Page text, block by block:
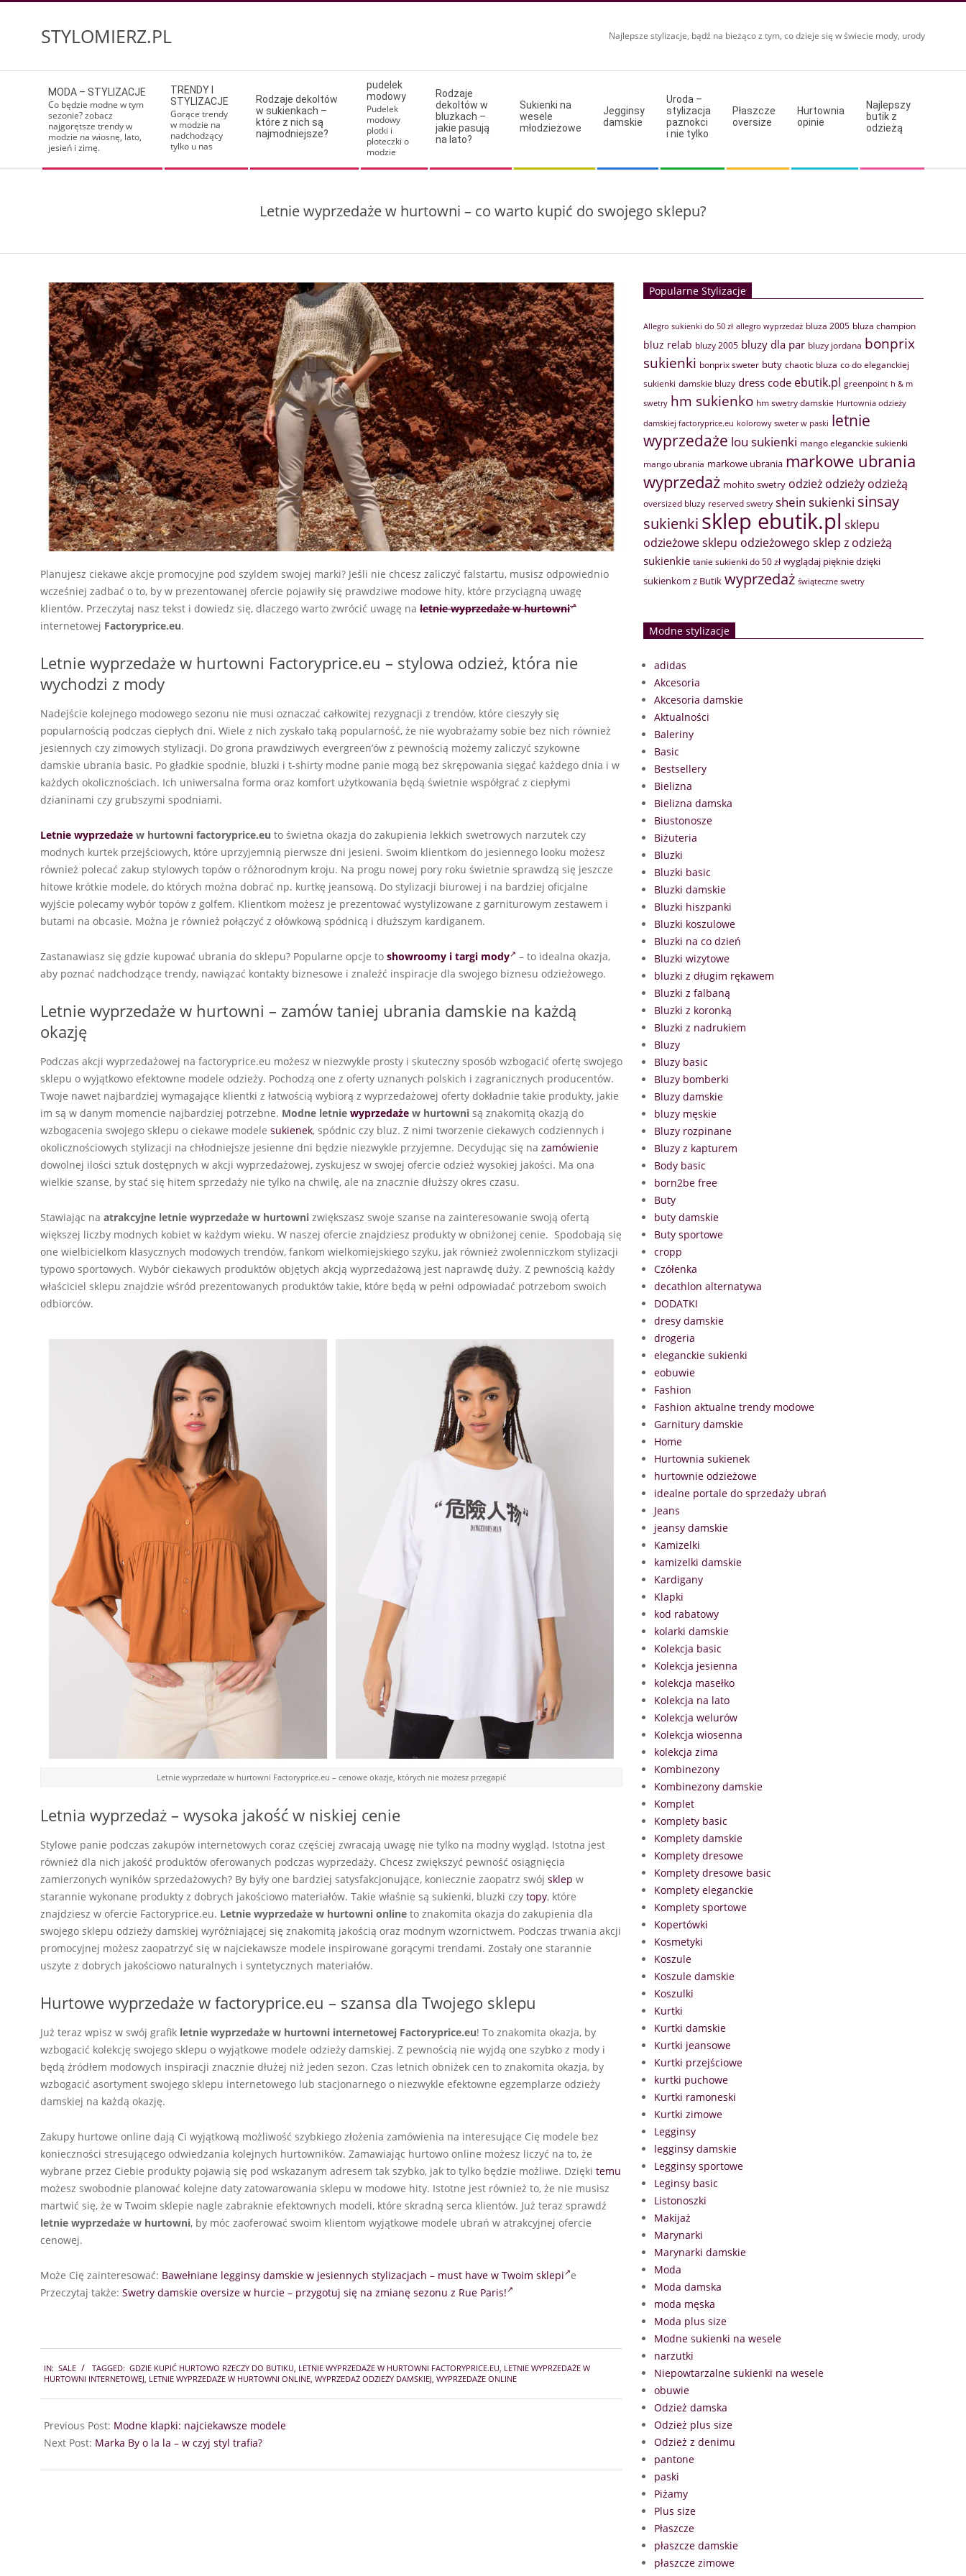
STYLOMIERZ.PL Najlepsze stylizacje, bądź na bieżąco z tym, co dzieje się w świecie mody, urody
Navigation
Menu
MODA – STYLIZACJE
Co będzie modne w tym
sezonie? zobacz
najgorętsze trendy w
modzie na wiosnę, lato,
jesień i zimę.
TRENDY I
STYLIZACJE
Gorące trendy
w modzie na
nadchodzący
tylko u nas
Rodzaje dekoltów
w sukienkach –
które z nich są
najmodniejsze?
pudelek
modowy
Pudelek
modowy
plotki i
ploteczki o
modzie
Rodzaje
dekoltów w
bluzkach –
jakie pasują
na lato?
Sukienki na
wesele
młodzieżowe
Jegginsy
damskie
Uroda –
stylizacja
paznokci
i nie tylko
Płaszcze
oversize
Hurtownia
opinie
Najlepszy
butik z
odzieżą
Letnie wyprzedaże w hurtowni – co warto kupić do swojego sklepu?
Planujesz ciekawe akcje promocyjne pod szyldem swojej marki? Jeśli nie chcesz zaliczyć falstartu, musisz odpowiednio
wcześniej zadbać o to, by w prezentowanej ofercie pojawiły się prawdziwe modowe hity, które przyciągną uwagę
klientów. Przeczytaj nasz tekst i dowiedz się, dlaczego warto zwrócić uwagę na letnie wyprzedaże w hurtowni
internetowej Factoryprice.eu.
Letnie wyprzedaże w hurtowni Factoryprice.eu – stylowa odzież, która nie
wychodzi z mody
Nadejście kolejnego modowego sezonu nie musi oznaczać całkowitej rezygnacji z trendów, które cieszyły się
popularnością podczas ciepłych dni. Wiele z nich zyskało taką popularność, że nie wyobrażamy sobie bez nich również
jesiennych czy zimowych stylizacji. Do grona prawdziwych evergreen’ów z pewnością możemy zaliczyć szykowne
damskie ubrania basic. Po gładkie spodnie, bluzki i t-shirty modne panie mogą bez skrępowania sięgać każdego dnia i w
każdych okolicznościach. Ich uniwersalna forma oraz komfort użytkowania będą świetnie współgrać z ciepłymi
dzianinami czy grubszymi spodniami.
Letnie wyprzedaże w hurtowni factoryprice.eu to świetna okazja do zakupienia lekkich swetrowych narzutek czy
modnych kurtek przejściowych, które uprzyjemnią pierwsze dni jesieni. Swoim klientkom do jesiennego looku możesz
również polecać zakup stylowych topów o różnorodnym kroju. Na progu nowej pory roku świetnie sprawdzą się jeszcze
hitowe krótkie modele, do których można dobrać np. kurtkę jeansową. Do stylizacji biurowej i na bardziej oficjalne
wyjście polecamy wybór topów z golfem. Klientkom możesz je prezentować wystylizowane z garniturowym zestawem i
butami na obcasie. Można je również połączyć z ołówkową spódnicą i dłuższym kardiganem.
Zastanawiasz się gdzie kupować ubrania do sklepu? Popularne opcje to showroomy i targi mody
– to idealna okazja,
aby poznać nadchodzące trendy, nawiązać kontakty biznesowe i znaleźć inspiracje dla swojego biznesu odzieżowego.
Letnie wyprzedaże w hurtowni – zamów taniej ubrania damskie na każdą
okazję
Podczas akcji wyprzedażowej na factoryprice.eu możesz w niezwykle prosty i skuteczny sposób wzbogacić ofertę swojego
sklepu o wyjątkowo efektowne modele odzieży. Pochodzą one z oferty uznanych polskich i zagranicznych producentów.
Twoje nawet najbardziej wymagające klientki z łatwością wybiorą z wyprzedażowej oferty dokładnie takie produkty, jakie
im są w danym momencie najbardziej potrzebne. Modne letnie wyprzedaże w hurtowni są znakomitą okazją do
wzbogacenia swojego sklepu o ciekawe modele sukienek, spódnic czy bluz. Z nimi tworzenie ciekawych codziennych i
okolicznościowych stylizacji na chłodniejsze jesienne dni będzie niezwykle przyjemne. Decydując się na zamówienie
dowolnej ilości sztuk dostępnych w akcji wyprzedażowej, zyskujesz w swojej ofercie odzież wysokiej jakości. Ma ona
wielkie szanse, by stać się hitem sprzedaży nie tylko na chwilę, ale na znacznie dłuższy okres czasu.
Stawiając na atrakcyjne letnie wyprzedaże w hurtowni zwiększasz swoje szanse na zainteresowanie swoją ofertą
większej liczby modnych kobiet w każdym wieku. W naszej ofercie znajdziesz produkty w obniżonej cenie. Spodobają się
one wielbicielkom klasycznych modowych trendów, fankom wielkomiejskiego szyku, jak również zwolenniczkom stylizacji
typowo sportowych. Wybór ciekawych produktów objętych akcją wyprzedażową jest naprawdę duży. Z pewnością każdy
właściciel sklepu znajdzie wśród prezentowanych produktów takie, które będą w pełni odpowiadać potrzebom swoich
odbiorców.
Letnie wyprzedaże w hurtowni Factoryprice.eu – cenowe okazje, których nie możesz przegapić
Letnia wyprzedaż – wysoka jakość w niskiej cenie
Stylowe panie podczas zakupów internetowych coraz częściej zwracają uwagę nie tylko na modny wygląd. Istotna jest
również dla nich jakość produktów oferowanych podczas wyprzedaży. Chcesz zwiększyć pewność osiągnięcia
zamierzonych wyników sprzedażowych? By były one bardziej satysfakcjonujące, koniecznie zaopatrz swój sklep w
starannie wykonane produkty z dobrych jakościowo materiałów. Takie właśnie są sukienki, bluzki czy topy, które
znajdziesz w ofercie Factoryprice.eu. Letnie wyprzedaże w hurtowni online to znakomita okazja do zakupienia dla
swojego sklepu odzieży damskiej wyróżniającej się znakomitą jakością oraz modnym wzornictwem. Podczas trwania akcji
promocyjnej możesz zaopatrzyć się w najciekawsze modele inspirowane gorącymi trendami. Zostały one starannie
uszyte z dobrych jakościowo naturalnych i syntetycznych materiałów.
Hurtowe wyprzedaże w factoryprice.eu – szansa dla Twojego sklepu
Już teraz wpisz w swój grafik letnie wyprzedaże w hurtowni internetowej Factoryprice.eu! To znakomita okazja, by
wzbogacić kolekcję swojego sklepu o wyjątkowe modele odzieży damskiej. Z pewnością nie wyjdą one szybko z mody i
będą źródłem modowych inspiracji znacznie dłużej niż jeden sezon. Czas letnich obniżek cen to znakomita okazja, by
wzbogacić asortyment swojego sklepu internetowego lub stacjonarnego o niezwykle efektowne egzemplarze odzieży
damskiej na każdą okazję.
Zakupy hurtowe online dają Ci wyjątkową możliwość szybkiego złożenia zamówienia na interesujące Cię modele bez
konieczności stresującego odwiedzania kolejnych hurtowników. Zamawiając hurtowo online możesz liczyć na to, że
wybrane przez Ciebie produkty pojawią się pod wskazanym adresem tak szybko, jak to tylko będzie możliwe. Dzięki temu
możesz swobodnie planować kolejne daty zatowarowania sklepu w modowe hity. Istotne jest również to, że nie musisz
martwić się, że w Twoim sklepie nagle zabraknie efektownych modeli, które skradną serca klientów. Już teraz sprawdź
letnie wyprzedaże w hurtowni, by móc zaoferować swoim klientom wyjątkowe modele ubrań w atrakcyjnej ofercie
cenowej.
Może Cię zainteresować: Bawełniane legginsy damskie w jesiennych stylizacjach – must have w Twoim sklepi e
Przeczytaj także: Swetry damskie oversize w hurcie – przygotuj się na zmianę sezonu z Rue Paris!
08-
IN: SALE TAGGED: GDZIE KUPIĆ HURTOWO RZECZY DO BUTIKU, LETNIE WYPRZEDAŻE W HURTOWNI FACTORYPRICE.EU, LETNIE WYPRZEDAŻE W
HURTOWNI INTERNETOWEJ, LETNIE WYPRZEDAŻE W HURTOWNI ONLINE, WYPRZEDAŻ ODZIEŻY DAMSKIEJ, WYPRZEDAŻE ONLINE
Previous Post: Modne klapki: najciekawsze modele
Next Post: Marka By o la la – w czyj styl trafia?
Popularne Stylizacje
Allegro sukienki do 50 zł allegro wyprzedaż bluza 2005 bluza champion
bluz relab bluzy 2005 bluzy dla par bluzy jordana bonprix
sukienki bonprix sweter buty chaotic bluza co do eleganckiej
sukienki damskie bluzy dress code ebutik.pl greenpoint h & m
swetry hm sukienko hm swetry damskie Hurtownia odzieży
damskiej factoryprice.eu kolorowy sweter w paski letnie
wyprzedaże lou sukienki mango eleganckie sukienki
mango ubrania markowe ubrania markowe ubrania
wyprzedaż mohito swetry odzież odzieży odzieżą
oversized bluzy reserved swetry shein sukienki sinsay
sukienki sklep ebutik.pl sklepu
odzieżowesklepu odzieżowego sklep z odzieżą
sukienkie tanie sukienki do 50 zł wyglądaj pięknie dzięki
sukienkom z Butik wyprzedaż świąteczne swetry
Modne stylizacje
adidas
Akcesoria
Akcesoria damskie
Aktualności
Baleriny
Basic
Bestsellery
Bielizna
Bielizna damska
Biustonosze
Biżuteria
Bluzki
Bluzki basic
Bluzki damskie
Bluzki hiszpanki
Bluzki koszulowe
Bluzki na co dzień
Bluzki wizytowe
bluzki z długim rękawem
Bluzki z falbaną
Bluzki z koronką
Bluzki z nadrukiem
Bluzy
Bluzy basic
Bluzy bomberki
Bluzy damskie
bluzy męskie
Bluzy rozpinane
Bluzy z kapturem
Body basic
born2be free
Buty
buty damskie
Buty sportowe
cropp
Czółenka
decathlon alternatywa
DODATKI
dresy damskie
drogeria
eleganckie sukienki
eobuwie
Fashion
Fashion aktualne trendy modowe
Garnitury damskie
Home
Hurtownia sukienek
hurtownie odzieżowe
idealne portale do sprzedaży ubrań
Jeans
jeansy damskie
Kamizelki
kamizelki damskie
Kardigany
Klapki
kod rabatowy
kolarki damskie
Kolekcja basic
Kolekcja jesienna
kolekcja masełko
Kolekcja na lato
Kolekcja welurów
Kolekcja wiosenna
kolekcja zima
Kombinezony
Kombinezony damskie
Komplet
Komplety basic
Komplety damskie
Komplety dresowe
Komplety dresowe basic
Komplety eleganckie
Komplety sportowe
Kopertówki
Kosmetyki
Koszule
Koszule damskie
Koszulki
Kurtki
Kurtki damskie
Kurtki jeansowe
Kurtki przejściowe
kurtki puchowe
Kurtki ramoneski
Kurtki zimowe
Legginsy
legginsy damskie
Legginsy sportowe
Leginsy basic
Listonoszki
Makijaż
Marynarki
Marynarki damskie
Moda
Moda damska
moda męska
Moda plus size
Modne sukienki na wesele
narzutki
Niepowtarzalne sukienki na wesele
obuwie
Odzież damska
Odzież plus size
Odzież z denimu
pantone
paski
Piżamy
Plus size
Płaszcze
płaszcze damskie
płaszcze zimowe